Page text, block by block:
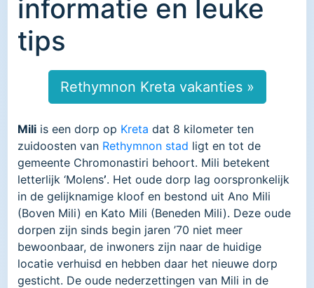
informatie en leuke
tips
Rethymnon Kreta vakanties »
Mili is een dorp op Kreta dat 8 kilometer ten
zuidoosten van Rethymnon stad ligt en tot de
gemeente Chromonastiri behoort. Mili betekent
letterlijk ‘Molens’. Het oude dorp lag oorspronkelijk
in de gelijknamige kloof en bestond uit Ano Mili
(Boven Mili) en Kato Mili (Beneden Mili). Deze oude
dorpen zijn sinds begin jaren ’70 niet meer
bewoonbaar, de inwoners zijn naar de huidige
locatie verhuisd en hebben daar het nieuwe dorp
gesticht. De oude nederzettingen van Mili in de